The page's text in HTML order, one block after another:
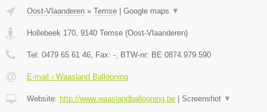
Oost-Vlaanderen » Temse Google maps ▼
Hollebeek 170 9140 Temse (Oost-Vlaanderen)
Tel: 0479 65 61 46 , Fax: - , BTW-nr: BE 0874.979.590
E-mail › Waasland Ballooning
Website: http://www.waaslandballooning.be Screenshot ▼